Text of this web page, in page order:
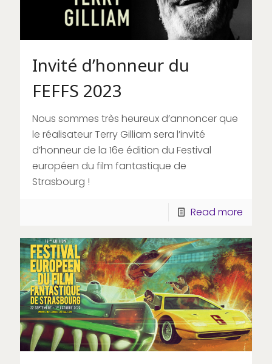
Invité d’honneur du
FEFFS 2023
Nous sommes très heureux d’annoncer que
le réalisateur Terry Gilliam sera l’invité
d’honneur de la 16e édition du Festival
européen du film fantastique de
Strasbourg !
Read more